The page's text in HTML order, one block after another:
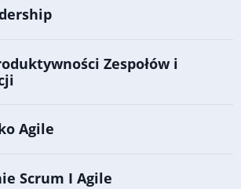
Zespołów i
Agile
Scrum I Agile